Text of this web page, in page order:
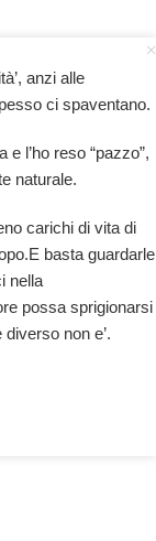
anzi alle
ci spaventano.
e l’ho reso “pazzo”,
naturale.
carichi di vita di
basta guardarle
nella
possa sprigionarsi
non e’.